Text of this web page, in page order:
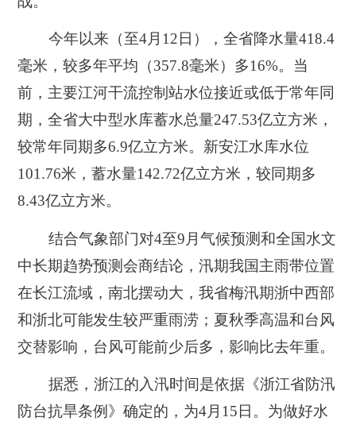
今年以来（至4月12日），全省降水量418.4
毫米，较多年平均（357.8毫米）多16%。当
前，主要江河干流控制站水位接近或低于常年同
期，全省大中型水库蓄水总量247.53亿立方米，
较常年同期多6.9亿立方米。新安江水库水位
101.76米，蓄水量142.72亿立方米，较同期多
8.43亿立方米。
结合气象部门对4至9月气候预测和全国水文
中长期趋势预测会商结论，汛期我国主雨带位置
在长江流域，南北摆动大，我省梅汛期浙中西部
和浙北可能发生较严重雨涝；夏秋季高温和台风
交替影响，台风可能前少后多，影响比去年重。
据悉，浙江的入汛时间是依据《浙江省防汛
防台抗旱条例》确定的，为4月15日。为做好水